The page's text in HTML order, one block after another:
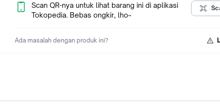
eksklusif)
Dengan Scuto Gold Package, mobil Anda tidak hanya
Scan QR-nya untuk lihat barang ini di aplikasi
Tokopedia. Bebas ongkir, lho~
Ada masalah dengan produk ini?